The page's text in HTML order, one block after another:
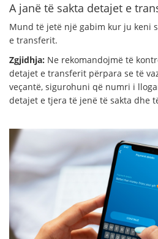
A janë të sakta detajet e
Mund të jetë një gabim kur ju keni
e transferit.
Zgjidhja: Ne rekomandojmë të
detajet e transferit përpara se të
veçantë, sigurohuni që numri i
detajet e tjera të jenë të sakta dhe